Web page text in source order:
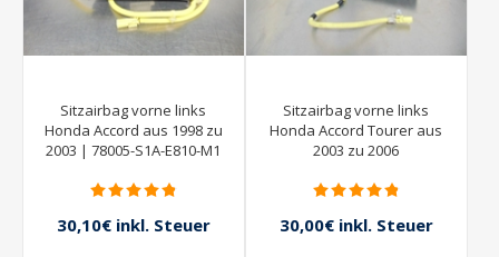
Sitzairbag vorne links
Honda Accord aus 1998 zu
2003 | 78005-S1A-E810-M1
30,10€ inkl. Steuer
Sitzairbag vorne links
Honda Accord Tourer aus
2003 zu 2006
30,00€ inkl. Steuer